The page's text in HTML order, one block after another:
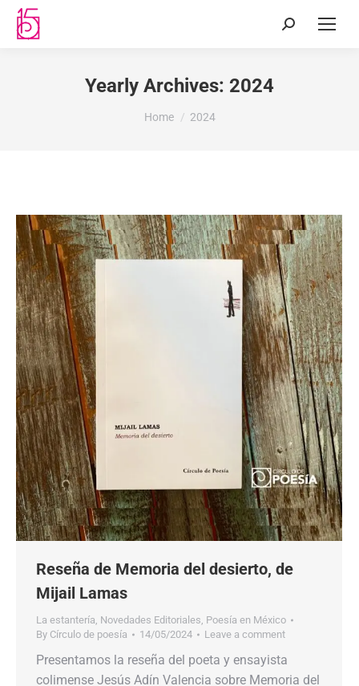
Yearly Archives: 2024
You are here:
Home 2024
Reseña de Memoria del desierto, de
Mijail Lamas
La estantería, Novedades Editoriales, Poesía en México
By Círculo de poesía 14/05/2024 Leave a comment
Presentamos la reseña del poeta y ensayista
colimense Jesús Adín Valencia sobre Memoria del